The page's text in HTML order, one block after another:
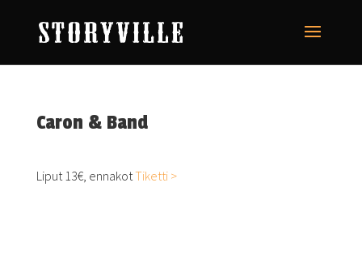
Caron & Band
Liput 13€, ennakotTiketti >